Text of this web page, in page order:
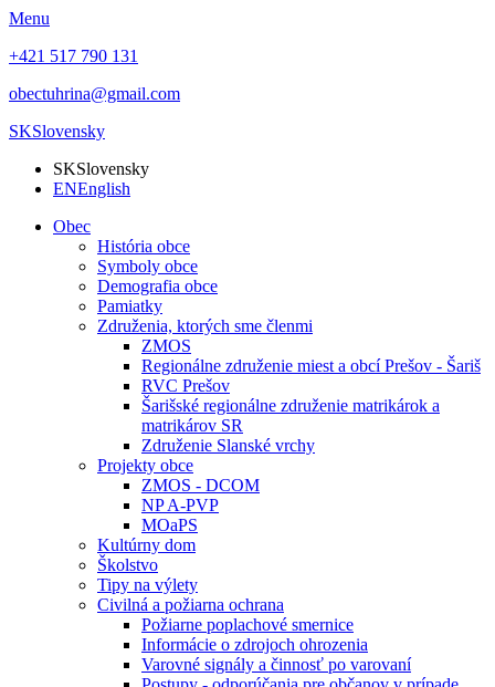
Menu
+421 517 790 131
obectuhrina@gmail.com
SKSlovensky
SKSlovensky
ENEnglish
Obec
História obce
Symboly obce
Demografia obce
Pamiatky
Združenia, ktorých sme členmi
ZMOS
Regionálne združenie miest a obcí Prešov - Šariš
RVC Prešov
Šarišské regionálne združenie matrikárok a
matrikárov SR
Združenie Slanské vrchy
Projekty obce
ZMOS - DCOM
NP A-PVP
MOaPS
Kultúrny dom
Školstvo
Tipy na výlety
Civilná a požiarna ochrana
Požiarne poplachové smernice
Informácie o zdrojoch ohrozenia
Varovné signály a činnosť po varovaní